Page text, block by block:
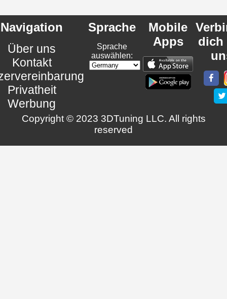
Navigation
Über uns
Kontakt
Privatheit
Werbung
Sprache
Sprache
auswählen:
Mobile
Apps
dich
Copyright © 2023 3DTuning LLC. All rights
reserved